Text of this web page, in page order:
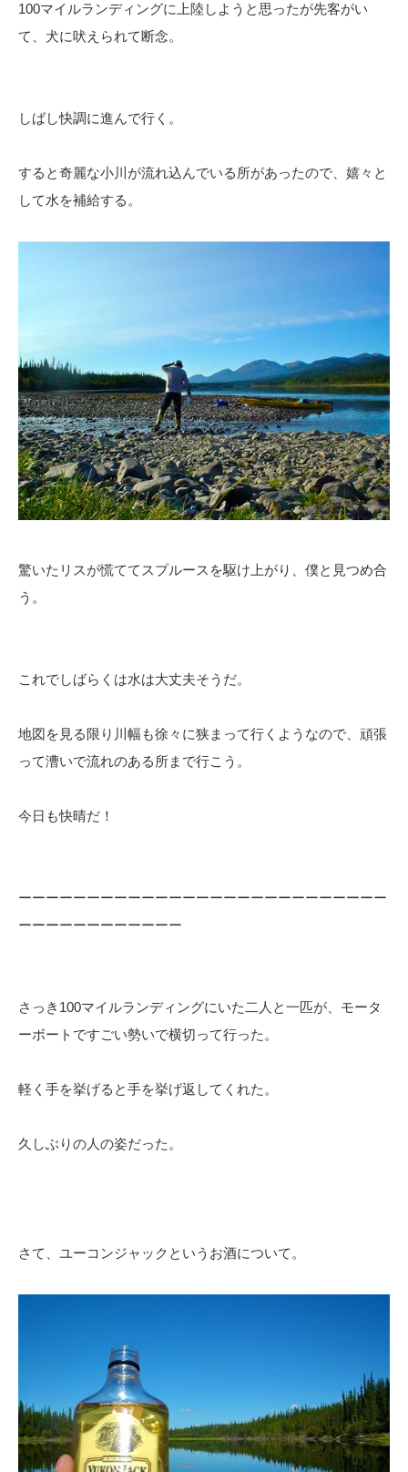
100マイルランディングに上陸しようと思ったが先客がい
て、犬に吠えられて断念。
しばし快調に進んで行く。
すると奇麗な小川が流れ込んでいる所があったので、嬉々と
して水を補給する。
驚いたリスが慌ててスプルースを駆け上がり、僕と見つめ合
う。
これでしばらくは水は大丈夫そうだ。
地図を見る限り川幅も徐々に狭まって行くようなので、頑張
って漕いで流れのある所まで行こう。
今日も快晴だ！
ーーーーーーーーーーーーーーーーーーーーーーーーーーー
ーーーーーーーーーーーー
さっき100マイルランディングにいた二人と一匹が、モータ
ーボートですごい勢いで横切って行った。
軽く手を挙げると手を挙げ返してくれた。
久しぶりの人の姿だった。
さて、ユーコンジャックというお酒について。